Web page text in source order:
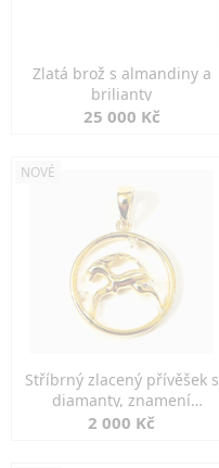
Zlatá brož s almandiny a
brilianty
25 000 Kč
NOVÉ
Stříbrný zlacený přívěšek s
diamanty, znamení
KOZOROH
2 000 Kč